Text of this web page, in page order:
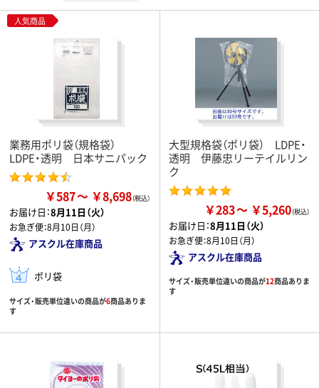
人気商品
業務用ポリ袋（規格袋）
LDPE・透明 日本サニパック
￥587 ￥8,698
お届け日：8月11日（火）
お急ぎ便：8月10日（月）
アスクル在庫商品
ポリ袋
サイズ・販売単位違いの商品が6商品ありま
す
大型規格袋（ポリ袋） LDPE・
透明 伊藤忠リーテイルリン
ク
￥283 ￥5,260
お届け日：8月11日（火）
お急ぎ便：8月10日（月）
アスクル在庫商品
サイズ・販売単位違いの商品が12商品ありま
す